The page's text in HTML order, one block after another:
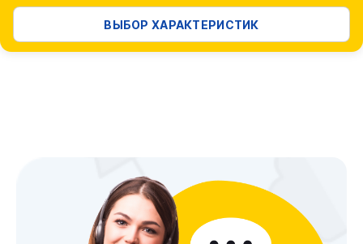
ВЫБОР ХАРАКТЕРИСТИК